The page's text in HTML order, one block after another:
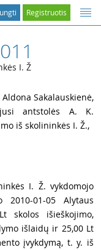
Registruotis
I. Ž
Sakalauskienė,
antstolės A. K.
iš skolininkės I. Ž.,
I. Ž. vykdomojo
2010-01-05 Alytaus
skolos išieškojimo,
išlaidų ir 25,00 Lt
įvykdymą, t. y. iš